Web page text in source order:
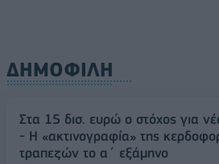
ΔΗΜΟΦΙΛΗ
Στα 15 δισ. ευρώ ο στόχος για
- Η «ακτινογραφία» της
τραπεζών το α΄ εξάμηνο